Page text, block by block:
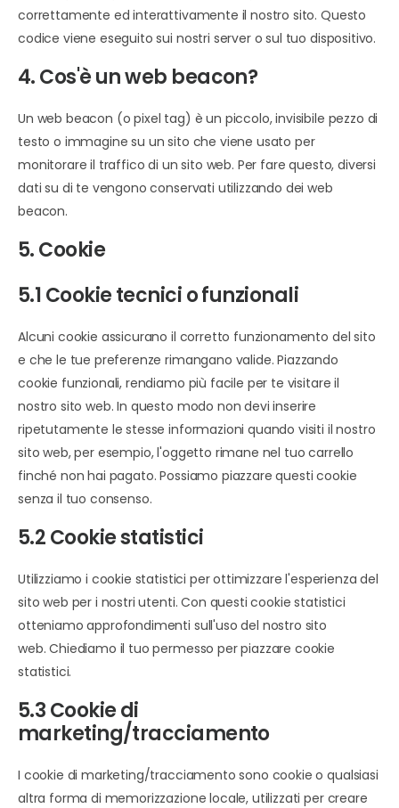
correttamente ed interattivamente il nostro sito. Questo
codice viene eseguito sui nostri server o sul tuo dispositivo.
4. Cos'è un web beacon?
Un web beacon (o pixel tag) è un piccolo, invisibile pezzo di
testo o immagine su un sito che viene usato per
monitorare il traffico di un sito web. Per fare questo, diversi
dati su di te vengono conservati utilizzando dei web
beacon.
5. Cookie
5.1 Cookie tecnici o funzionali
Alcuni cookie assicurano il corretto funzionamento del sito
e che le tue preferenze rimangano valide. Piazzando
cookie funzionali, rendiamo più facile per te visitare il
nostro sito web. In questo modo non devi inserire
ripetutamente le stesse informazioni quando visiti il nostro
sito web, per esempio, l'oggetto rimane nel tuo carrello
finché non hai pagato. Possiamo piazzare questi cookie
senza il tuo consenso.
5.2 Cookie statistici
Utilizziamo i cookie statistici per ottimizzare l'esperienza del
sito web per i nostri utenti. Con questi cookie statistici
otteniamo approfondimenti sull'uso del nostro sito
web. Chiediamo il tuo permesso per piazzare cookie
statistici.
5.3 Cookie di
marketing/tracciamento
I cookie di marketing/tracciamento sono cookie o qualsiasi
altra forma di memorizzazione locale, utilizzati per creare